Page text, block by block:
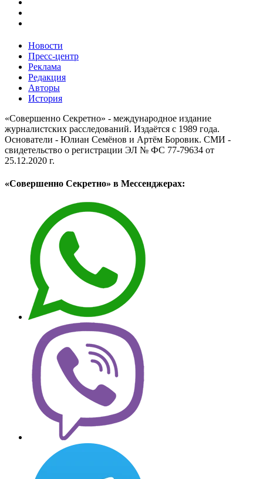
Новости
Пресс-центр
Реклама
Редакция
Авторы
История
«Совершенно Секретно» - международное издание
журналистских расследований. Издаётся с 1989 года.
Основатели - Юлиан Семёнов и Артём Боровик. CМИ -
свидетельство о регистрации ЭЛ № ФС 77-79634 от
25.12.2020 г.
«Совершенно Секретно» в Мессенджерах: